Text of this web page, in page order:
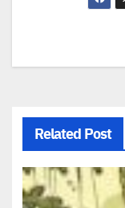
เรื่อง
Related Post